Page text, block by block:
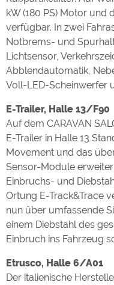
kW (180 PS) Motor
verfügbar. In zwei
Notbrems- und
Lichtsensor,
Abblendautomatik,
Voll-LED-Scheinwerfer
E-Trailer, Halle 13/F90
Auf dem CARAVAN
E-Trailer in Halle 13
Movement und das
Sensor-Module
Einbruchs- und
Ortung E-Track&Trace
nun über umfassende
einem Diebstahl des
Einbruch ins Fahrzeug
Etrusco, Halle 6/A01
Der italienische